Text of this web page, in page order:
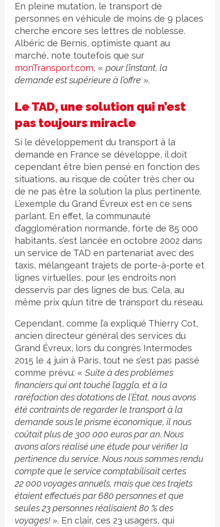
En pleine mutation, le transport de
personnes en véhicule de moins de 9 places
cherche encore ses lettres de noblesse.
Albéric de Bernis, optimiste quant au
marché, note toutefois que sur
monTransport.com, « pour l’instant, la
demande est supérieure à l’offre ».
Le TAD, une solution qui n’est
pas toujours miracle
Si le développement du transport à la
demande en France se développe, il doit
cependant être bien pensé en fonction des
situations, au risque de coûter très cher ou
de ne pas être la solution la plus pertinente.
L’exemple du Grand Évreux est en ce sens
parlant. En effet, la communauté
d’agglomération normande, forte de 85 000
habitants, s’est lancée en octobre 2002 dans
un service de TAD en partenariat avec des
taxis, mélangeant trajets de porte-à-porte et
lignes virtuelles, pour les endroits non
desservis par des lignes de bus. Cela, au
même prix qu’un titre de transport du réseau.
Cependant, comme l’a expliqué Thierry Cot,
ancien directeur général des services du
Grand Évreux, lors du congrès Intermodes
2015 le 4 juin à Paris, tout ne s’est pas passé
comme prévu: « Suite à des problèmes
financiers qui ont touché l’agglo, et à la
raréfaction des dotations de l’État, nous avons
été contraints de regarder le transport à la
demande sous le prisme économique, il nous
coûtait plus de 300 000 euros par an. Nous
avons alors réalisé une étude pour vérifier la
pertinence du service. Nous nous sommes rendu
compte que le service comptabilisait certes
22 000 voyages annuels, mais que ces trajets
étaient effectués par 680 personnes et que
seules 23 personnes réalisaient 80 % des
voyages!». En clair, ces 23 usagers, qui